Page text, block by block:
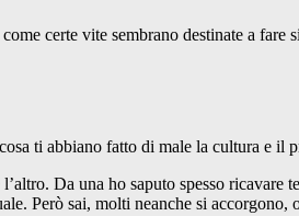
certe vite sembrano destinate a fare
ti abbiano fatto di male la cultura e il
Da una ho saputo spesso ricavare
Però sai, molti neanche si